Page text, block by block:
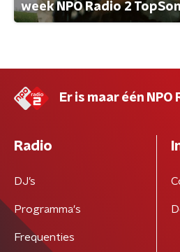
week NPO Radio 2
Er is maar één NPO
Radio
DJ’s
Programma's
Frequenties